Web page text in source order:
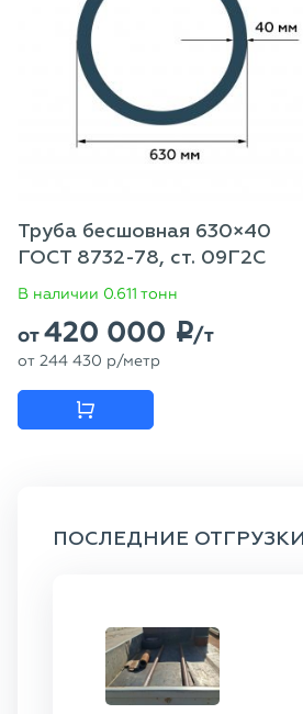
Труба бесшовная 630×40
ГОСТ 8732-78, ст. 09Г2С
В наличии 0.611 тонн
от420 000 p/т
от 244 430 p/метр
ПОСЛЕДНИЕ ОТГРУЗКИ